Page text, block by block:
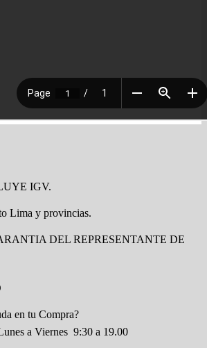
IGV.
Lima y provincias.
DEL REPRESENTANTE DE
en tu Compra?
a Viernes 9:30 a 19.00